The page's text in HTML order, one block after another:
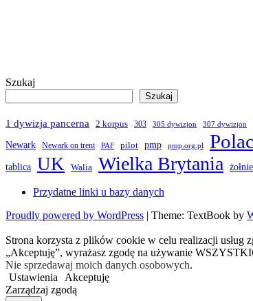
Szukaj
Szukaj
1 dywizja pancerna 2 korpus 303 305 dywizjon 307 dywizjon
Newark Newark on trent PAF pilot pmp pmp.org.pl
tablica UK Walia Wielka Brytania
Przydatne linki u bazy danych
Proudly powered by WordPress | Theme: TextBook by
Strona korzysta z plików cookie w celu realizacji usług
„Akceptuję”, wyrażasz zgodę na używanie
Nie sprzedawaj moich danych osobowych.
Ustawienia
Akceptuję
Zarządzaj zgodą